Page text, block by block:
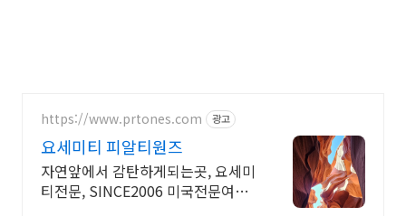
https://www.prtones.com 광고
요세미티 피알티원즈
자연앞에서 감탄하게되는곳, 요세미
티전문, SINCE2006 미국전문여행